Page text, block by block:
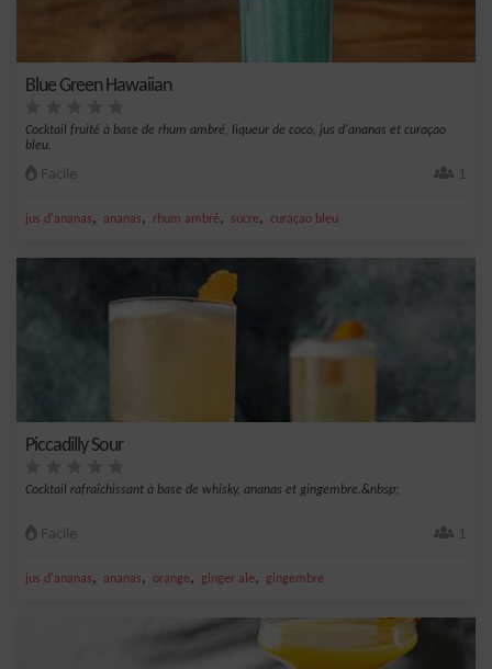
Blue Green Hawaiian
Cocktail fruité à base de rhum ambré, liqueur de coco, jus d'ananas et curaçao
bleu.
Facile 1
jus d'ananas, ananas, rhum ambré, sucre, curaçao bleu
Piccadilly Sour
Cocktail rafraîchissant à base de whisky, ananas et gingembre.&nbsp;
Facile 1
jus d'ananas, ananas, orange, ginger ale, gingembre